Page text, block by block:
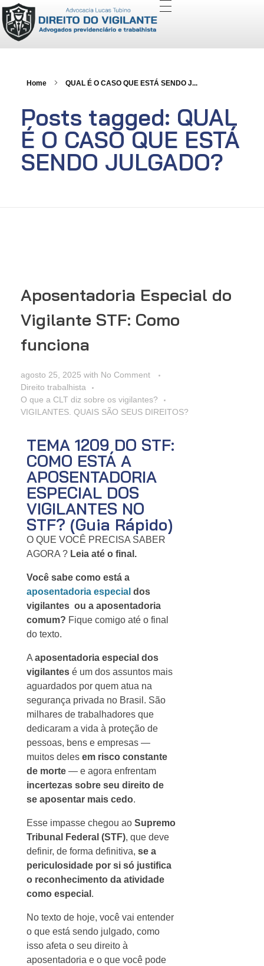
Direito do Vigilante (Especialista) - Advocacia Lucas Tubino
Advogados Previdenciário e Trabalhista
Home QUAL É O CASO QUE ESTÁ SENDO J...
Posts tagged: QUAL
É O CASO QUE ESTÁ
SENDO JULGADO?
Aposentadoria Especial do
Vigilante STF: Como
funciona
agosto 25, 2025 with No Comment
Direito trabalhista
O que a CLT diz sobre os vigilantes?
VIGILANTES. QUAIS SÃO SEUS DIREITOS?
TEMA 1209 DO STF:
COMO ESTÁ A
APOSENTADORIA
ESPECIAL DOS
VIGILANTES NO
STF? (Guia Rápido)
O QUE VOCÊ PRECISA SABER
AGORA ? Leia até o final.
Você sabe como está a
aposentadoria especial dos
vigilantes ou a aposentadoria
comum? Fique comigo até o final
do texto.
A aposentadoria especial dos
vigilantes é um dos assuntos mais
aguardados por quem atua na
segurança privada no Brasil. São
milhares de trabalhadores que
dedicaram a vida à proteção de
pessoas, bens e empresas —
muitos deles em risco constante
de morte — e agora enfrentam
incertezas sobre seu direito de
se aposentar mais cedo.
Esse impasse chegou ao Supremo
Tribunal Federal (STF), que deve
definir, de forma definitiva, se a
periculosidade por si só justifica
o reconhecimento da atividade
como especial .
No texto de hoje, você vai entender
o que está sendo julgado, como
isso afeta o seu direito à
aposentadoria e o que você pode